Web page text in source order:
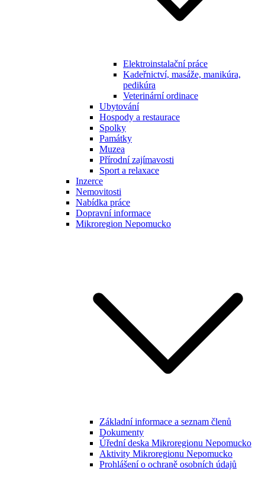
Elektroinstalační práce
Kadeřnictví, masáže, manikúra,
pedikúra
Veterinární ordinace
Ubytování
Hospody a restaurace
Spolky
Památky
Muzea
Přírodní zajímavosti
Sport a relaxace
Inzerce
Nemovitosti
Nabídka práce
Dopravní informace
Mikroregion Nepomucko
Základní informace a seznam členů
Dokumenty
Úřední deska Mikroregionu Nepomucko
Aktivity Mikroregionu Nepomucko
Prohlášení o ochraně osobních údajů